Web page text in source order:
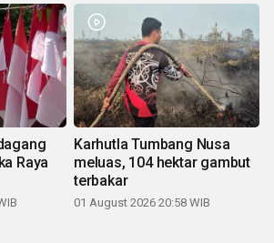
Raya
Karhutla Tumbang Nusa
meluas, 104 hektar gambut
terbakar
01 August 2026 20:58 WIB